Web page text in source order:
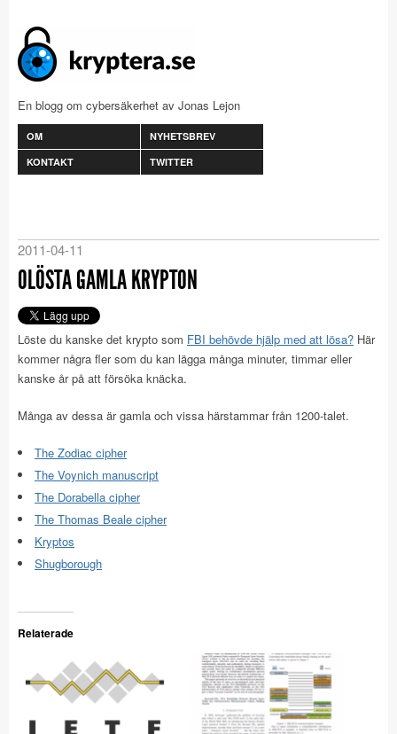
En blogg om cybersäkerhet av Jonas Lejon
OM
NYHETSBREV
KONTAKT
TWITTER
2011-04-11
OLÖSTA GAMLA KRYPTON
Löste du kanske det krypto som FBI behövde hjälp med att lösa? Här
kommer några fler som du kan lägga många minuter, timmar eller
kanske år på att försöka knäcka.
Många av dessa är gamla och vissa härstammar från 1200-talet.
The Zodiac cipher
The Voynich manuscript
The Dorabella cipher
The Thomas Beale cipher
Kryptos
Shugborough
Relaterade